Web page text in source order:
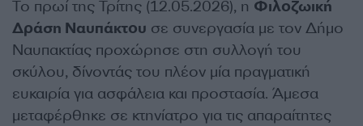
Το πρωί της Τρίτης (12.05.2026), η Φιλοζωική
Δράση Ναυπάκτου σε συνεργασία με τον Δήμο
Ναυπακτίας προχώρησε στη συλλογή του
σκύλου, δίνοντάς του πλέον μία πραγματική
ευκαιρία για ασφάλεια και προστασία. Άμεσα
μεταφέρθηκε σε κτηνίατρο για τις απαραίτητες